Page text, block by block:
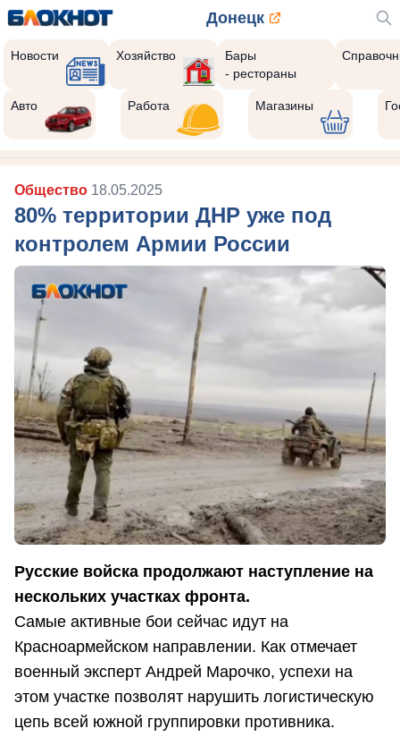
Донецк
Новости Хозяйство
Бары
- рестораны
Авто Работа Магазины
Общество 18.05.2025
80% территории ДНР уже под
контролем Армии России
Русские войска продолжают наступление на
нескольких участках фронта.
Самые активные бои сейчас идут на
Красноармейском направлении. Как отмечает
военный эксперт Андрей Марочко, успехи на
этом участке позволят нарушить логистическую
цепь всей южной группировки противника.